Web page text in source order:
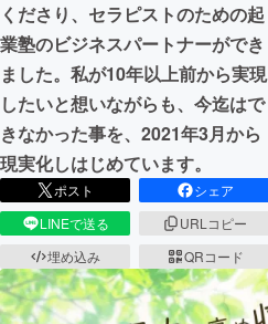
くださり、セラピストのための起
業塾のビジネスパートナーができ
ました。私が10年以上前から実現
したいと想いながらも、今迄はで
きなかった事を、2021年3月から
現実化しはじめています。
ポスト
シェア
LINEで送る
URLコピー
埋め込み
QRコード